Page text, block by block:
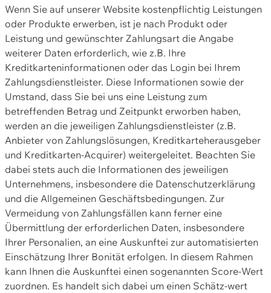
Wenn Sie auf unserer Website kostenpflichtig Leistungen
oder Produkte erwerben, ist je nach Produkt oder
Leistung und gewünschter Zahlungsart die Angabe
weiterer Daten erforderlich, wie z.B. Ihre
Kreditkarteninformationen oder das Login bei Ihrem
Zahlungsdienstleister. Diese Informationen sowie der
Umstand, dass Sie bei uns eine Leistung zum
betreffenden Betrag und Zeitpunkt erworben haben,
werden an die jeweiligen Zahlungsdienstleister (z.B.
Anbieter von Zahlungslösungen, Kreditkarteherausgeber
und Kreditkarten-Acquirer) weitergeleitet. Beachten Sie
dabei stets auch die Informationen des jeweiligen
Unternehmens, insbesondere die Datenschutzerklärung
und die Allgemeinen Geschäftsbedingungen. Zur
Vermeidung von Zahlungsfällen kann ferner eine
Übermittlung der erforderlichen Daten, insbesondere
Ihrer Personalien, an eine Auskunftei zur automatisierten
Einschätzung Ihrer Bonität erfolgen. In diesem Rahmen
kann Ihnen die Auskunftei einen sogenannten Score-Wert
zuordnen. Es handelt sich dabei um einen Schätz-wert